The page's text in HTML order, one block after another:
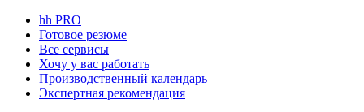
hh PRO
Готовое резюме
Все сервисы
Хочу у вас работать
Производственный календарь
Экспертная рекомендация